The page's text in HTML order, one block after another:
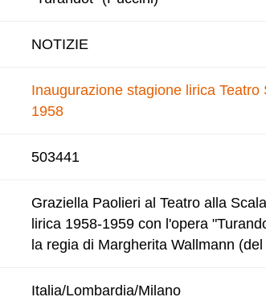
NOTIZIE
Inaugurazione stagione lirica
1958
503441
Graziella Paolieri al Teatro alla
lirica 1958-1959 con l'opera
la regia di Margherita Wallmann
Italia/Lombardia/Milano